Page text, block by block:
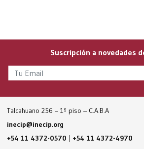
Suscripción a novedades
Talcahuano 256 – 1º piso – C.A.B.A
inecip@inecip.org
+54 11 4372-0570 | +54 11 4372-4970